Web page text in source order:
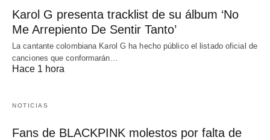
Karol G presenta tracklist de su álbum ‘No
Me Arrepiento De Sentir Tanto’
La cantante colombiana Karol G ha hecho público el listado oficial de
canciones que conformarán…
Hace 1 hora
NOTICIAS
Fans de BLACKPINK molestos por falta de